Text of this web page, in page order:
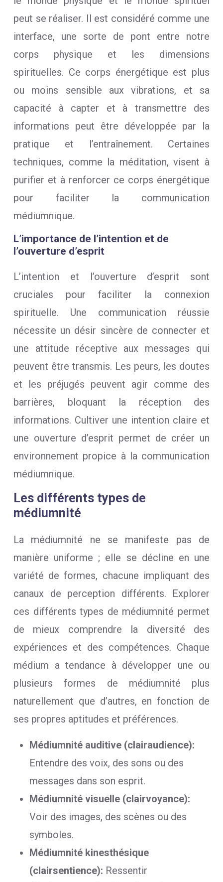
peut se réaliser. Il est considéré comme une
interface, une sorte de pont entre notre
corps physique et les dimensions
spirituelles. Ce corps énergétique est plus
ou moins sensible aux vibrations, et sa
capacité à capter et à transmettre des
informations peut être développée par la
pratique et l’entraînement. Certaines
techniques, comme la méditation, visent à
purifier et à renforcer ce corps énergétique
pour faciliter la communication
médiumnique.
L’importance de l’intention et de
l’ouverture d’esprit
L’intention et l’ouverture d’esprit sont
cruciales pour faciliter la connexion
spirituelle. Une communication réussie
nécessite un désir sincère de connecter et
une attitude réceptive aux messages qui
peuvent être transmis. Les peurs, les doutes
et les préjugés peuvent agir comme des
barrières, bloquant la réception des
informations. Cultiver une intention claire et
une ouverture d’esprit permet de créer un
environnement propice à la communication
médiumnique.
Les différents types de
médiumnité
La médiumnité ne se manifeste pas de
manière uniforme ; elle se décline en une
variété de formes, chacune impliquant des
canaux de perception différents. Explorer
ces différents types de médiumnité permet
de mieux comprendre la diversité des
expériences et des compétences. Chaque
médium a tendance à développer une ou
plusieurs formes de médiumnité plus
naturellement que d’autres, en fonction de
ses propres aptitudes et préférences.
Médiumnité auditive (clairaudience):
Entendre des voix, des sons ou des
messages dans son esprit.
Médiumnité visuelle (clairvoyance):
Voir des images, des scènes ou des
symboles.
Médiumnité kinesthésique
(clairsentience): Ressentir